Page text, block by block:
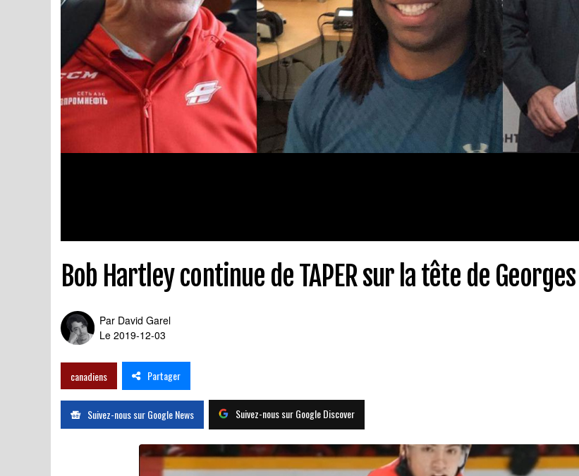
Bob Hartley continue de TAPER sur la tête de
Par David Garel
Le 2019-12-03
canadiens Partager
Suivez-nous sur Google News Suivez-nous sur Google Discover